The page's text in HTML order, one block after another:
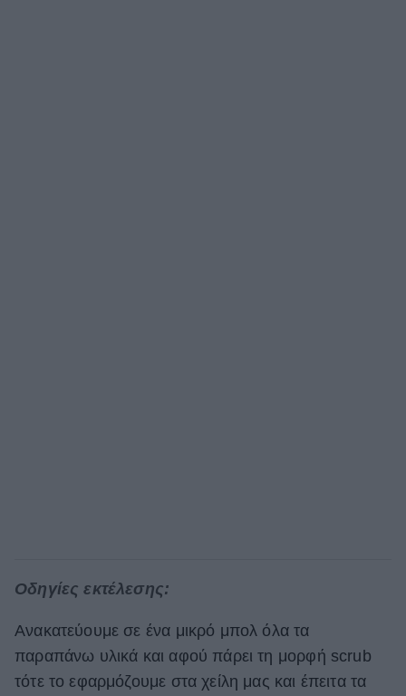
Οδηγίες εκτέλεσης:
Ανακατεύουμε σε ένα μικρό μπολ όλα τα
παραπάνω υλικά και αφού πάρει τη μορφή scrub
τότε το εφαρμόζουμε στα χείλη μας και έπειτα τα